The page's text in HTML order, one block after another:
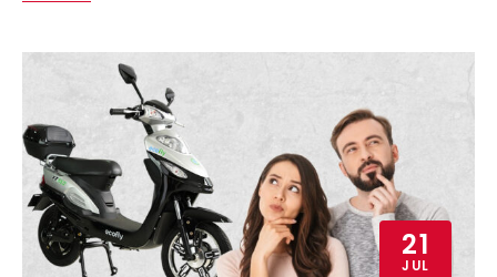
21
JUL